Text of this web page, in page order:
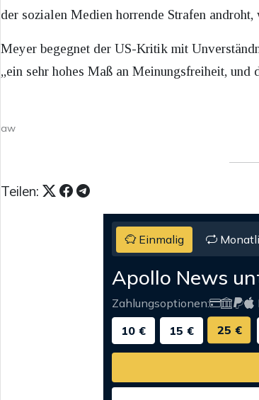
der sozialen Medien horrende Strafen
Meyer begegnet der US-Kritik mit
„ein sehr hohes Maß an Meinungsfreiheit,
aw
Teilen:
Einmalig
Apollo News
Zahlungsoptionen:
10 €
15 € 25 €